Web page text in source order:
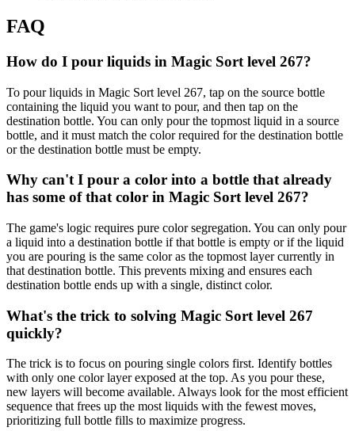
FAQ
How do I pour liquids in Magic Sort level 267?
To pour liquids in Magic Sort level 267, tap on the source bottle
containing the liquid you want to pour, and then tap on the
destination bottle. You can only pour the topmost liquid in a source
bottle, and it must match the color required for the destination bottle
or the destination bottle must be empty.
Why can't I pour a color into a bottle that already
has some of that color in Magic Sort level 267?
The game's logic requires pure color segregation. You can only pour
a liquid into a destination bottle if that bottle is empty or if the liquid
you are pouring is the same color as the topmost layer currently in
that destination bottle. This prevents mixing and ensures each
destination bottle ends up with a single, distinct color.
What's the trick to solving Magic Sort level 267
quickly?
The trick is to focus on pouring single colors first. Identify bottles
with only one color layer exposed at the top. As you pour these,
new layers will become available. Always look for the most efficient
sequence that frees up the most liquids with the fewest moves,
prioritizing full bottle fills to maximize progress.